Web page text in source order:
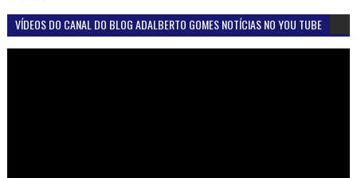
VÍDEOS DO CANAL DO BLOG ADALBERTO GOMES NOTÍCIAS NO YOU TUBE